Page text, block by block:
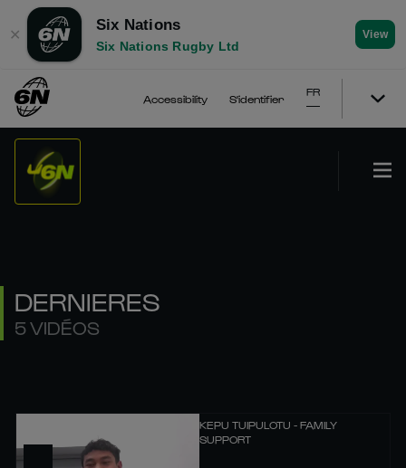
✕
Six Nations
Six Nations Rugby Ltd
View
Accessibility S'identifier
FR
DERNIERES
5 VIDÉOS
KEPU TUIPULOTU - FAMILY
SUPPORT